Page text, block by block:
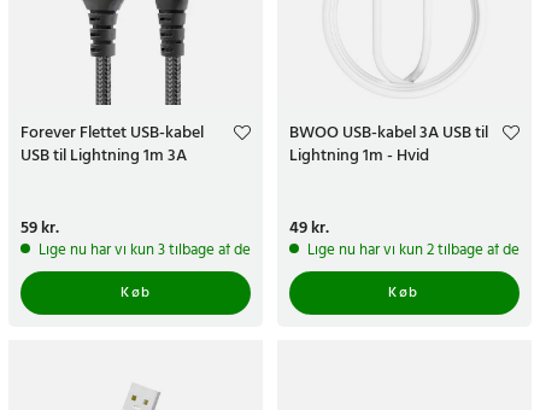
Forever Flettet USB-kabel
USB til Lightning 1m 3A
Pris:59 kr.
59 kr.
Lige nu har vi kun 3 tilbage af dette produkt
Køb
BWOO USB-kabel 3A USB til
Lightning 1m - Hvid
Pris:49 kr.
49 kr.
Lige nu har vi kun 2 tilbage af
Køb